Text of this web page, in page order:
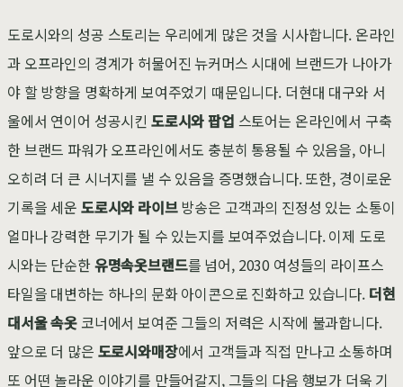
도로시와의 성공 스토리는 우리에게 많은 것을 시사합니다. 온라인
과 오프라인의 경계가 허물어진 뉴커머스 시대에 브랜드가 나아가
야 할 방향을 명확하게 보여주었기 때문입니다. 더현대 대구와 서
울에서 연이어 성공시킨 도로시와 팝업 스토어는 온라인에서 구축
한 브랜드 파워가 오프라인에서도 충분히 통용될 수 있음을, 아니
오히려 더 큰 시너지를 낼 수 있음을 증명했습니다. 또한, 경이로운
기록을 세운 도로시와 라이브방송은 고객과의 진정성 있는 소통이
얼마나 강력한 무기가 될 수 있는지를 보여주었습니다. 이제 도로
시와는 단순한유명속옷브랜드를 넘어, 2030 여성들의 라이프스
타일을 대변하는 하나의 문화 아이콘으로 진화하고 있습니다. 더현
대서울 속옷 코너에서 보여준 그들의 저력은 시작에 불과합니다.
앞으로 더 많은 도로시와매장에서 고객들과 직접 만나고 소통하며
또 어떤 놀라운 이야기를 만들어갈지, 그들의 다음 행보가 더욱 기